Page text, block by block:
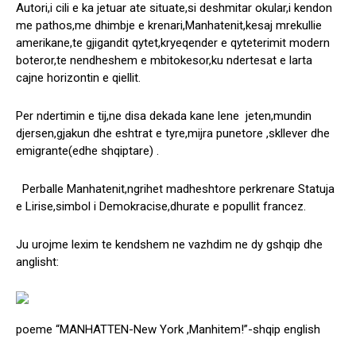
Autori,i cili e ka jetuar ate situate,si deshmitar okular,i kendon
me pathos,me dhimbje e krenari,Manhatenit,kesaj mrekullie
amerikane,te gjigandit qytet,kryeqender e qyteterimit modern
boteror,te nendheshem e mbitokesor,ku ndertesat e larta
cajne horizontin e qiellit.
Per ndertimin e tij,ne disa dekada kane lene jeten,mundin
djersen,gjakun dhe eshtrat e tyre,mijra punetore ,skllever dhe
emigrante(edhe shqiptare) .
Perballe Manhatenit,ngrihet madheshtore perkrenare Statuja
e Lirise,simbol i Demokracise,dhurate e popullit francez.
Ju urojme lexim te kendshem ne vazhdim ne dy gshqip dhe
anglisht:
poeme “MANHATTEN-New York ,Manhitem!”-shqip english